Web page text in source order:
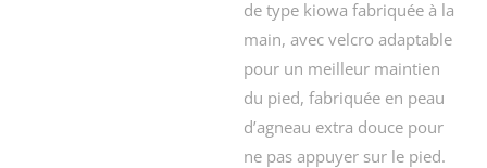
de type kiowa fabriquée à la
main, avec velcro adaptable
pour un meilleur maintien
du pied, fabriquée en peau
d’agneau extra douce pour
ne pas appuyer sur le pied.